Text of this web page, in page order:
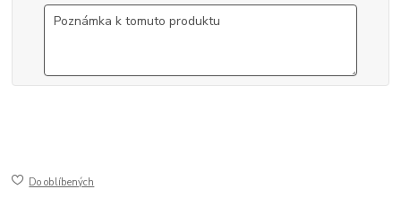
Do oblíbených